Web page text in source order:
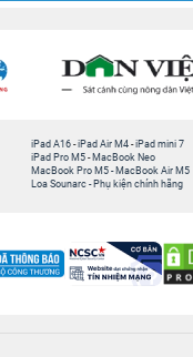
iPad A16 -iPad Air M4 -iPad mini 7
iPad Pro M5 - MacBook Neo
MacBook Pro M5 - MacBook Air M5
Loa Sounarc - Phụ kiện chính hãng